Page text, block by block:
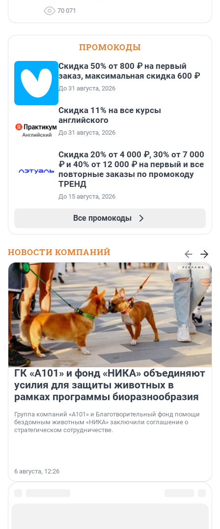
70 071
ПРОМОКОДЫ
Скидка 50% от 800 ₽ на первый
заказ, максимальная скидка 600 ₽
До 31 августа, 2026
Скидка 11% на все курсы
английского
До 31 августа, 2026
Скидка 20% от 4 000 ₽, 30% от 7 000
₽ и 40% от 12 000 ₽ на первый и все
повторные заказы по промокоду
ТРЕНД
До 15 августа, 2026
Все промокоды
НОВОСТИ КОМПАНИЙ
ГК «А101» и фонд «НИКА» объединяют
усилия для защиты животных в
рамках программы биоразнообразия
Группа компаний «А101» и Благотворительный фонд помощи
бездомным животным «НИКА» заключили соглашение о
стратегическом сотрудничестве.
6 августа, 12:26